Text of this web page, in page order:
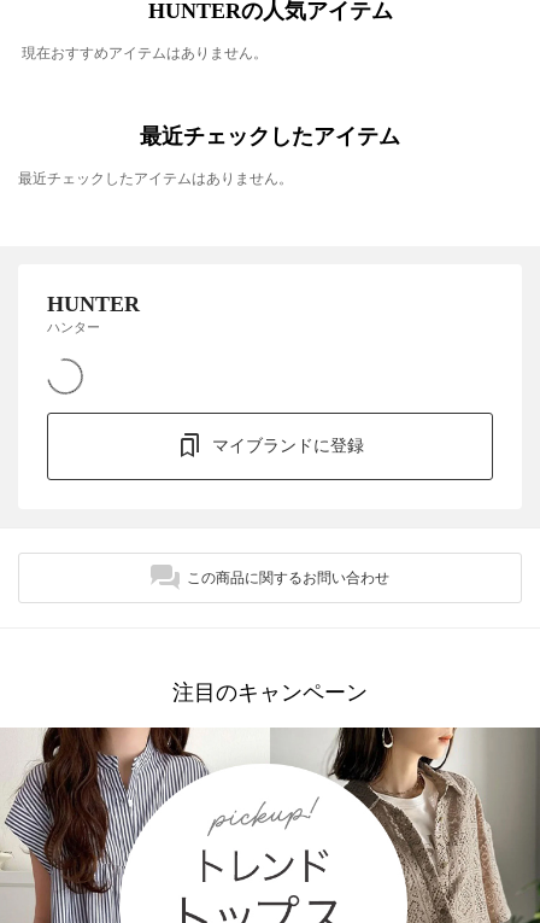
HUNTERの人気アイテム
現在おすすめアイテムはありません。
最近チェックしたアイテム
最近チェックしたアイテムはありません。
HUNTER
ハンター
マイブランドに登録
この商品に関するお問い合わせ
注目のキャンペーン